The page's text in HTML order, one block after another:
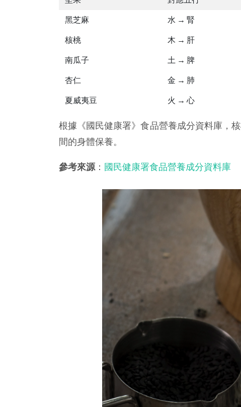
黑芝麻 水 → 腎
核桃 木 → 肝
南瓜子 土 → 脾
杏仁 金 → 肺
夏威夷豆 火 → 心
根據《國民健康署》食品營養成分資料庫，
間的身體保養。
參考來源： 國民健康署食品營養成分資料庫